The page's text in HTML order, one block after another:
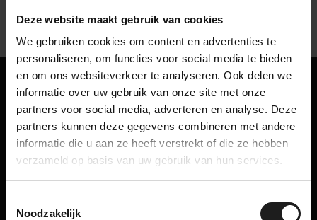
Deze website maakt gebruik van cookies
We gebruiken cookies om content en advertenties te
personaliseren, om functies voor social media te bieden
en om ons websiteverkeer te analyseren. Ook delen we
informatie over uw gebruik van onze site met onze
partners voor social media, adverteren en analyse. Deze
partners kunnen deze gegevens combineren met andere
informatie die u aan ze heeft verstrekt of die ze hebben
verzameld op basis van uw gebruik van hun services.
Noodzakelijk
Bleiben Sie auf dem Laufenden
Erhalten Sie Tipps, Neuigkeiten und exklusive Angebote direkt in
Ihr Postfach. Melden Sie sich jetzt für unseren Newsletter an und
erhalten Sie sofort einen Rabattcode für 10 % Rabatt auf Ihre
nächste Bestellung!